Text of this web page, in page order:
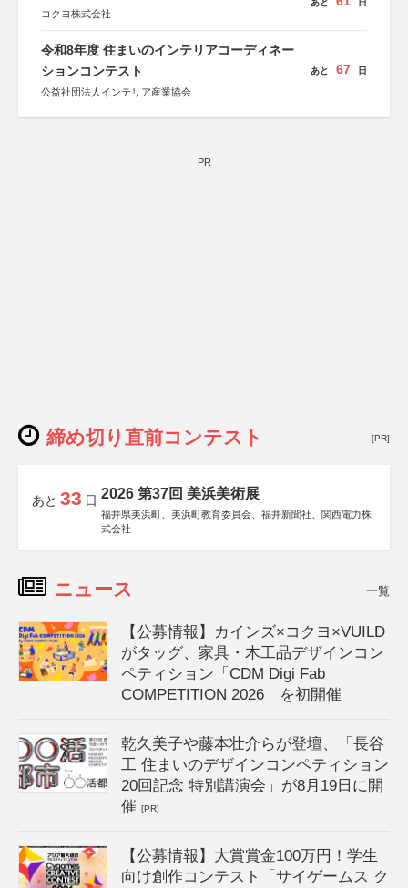
コクヨ株式会社
あと 日
令和8年度 住まいのインテリアコーディネー
ションコンテスト
公益社団法人インテリア産業協会
あと 67 日
PR
締め切り直前コンテスト [PR]
あと 33 日 2026 第37回 美浜美術展
福井県美浜町、美浜町教育委員会、福井新聞社、関西電力株
式会社
ニュース 一覧
【公募情報】カインズ×コクヨ×VUILD
がタッグ、家具・木工品デザインコン
ペティション「CDM Digi Fab
COMPETITION 2026」を初開催
乾久美子や藤本壮介らが登壇、「長谷
工 住まいのデザインコンペティション
20回記念 特別講演会」が8月19日に開
催[PR]
【公募情報】大賞賞金100万円！学生
向け創作コンテスト「サイゲームス ク